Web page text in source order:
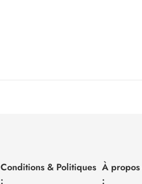
Conditions & Politiques
:
À
: